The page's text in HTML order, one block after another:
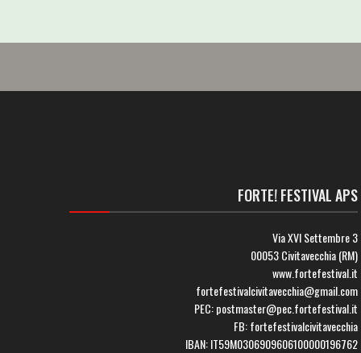
FORTE! FESTIVAL APS
Via XVI Settembre 3
00053 Civitavecchia (RM)
www.fortefestival.it
fortefestivalcivitavecchia@gmail.com
PEC: postmaster@pec.fortefestival.it
FB: fortefestivalcivitavecchia
IBAN: IT59M0306909606100000196762